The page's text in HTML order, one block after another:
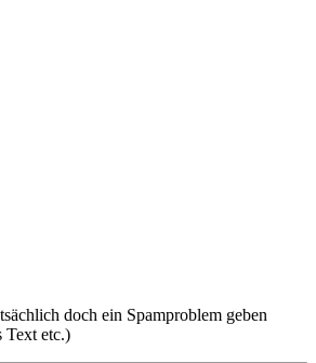
doch ein Spamproblem geben
Text etc.)